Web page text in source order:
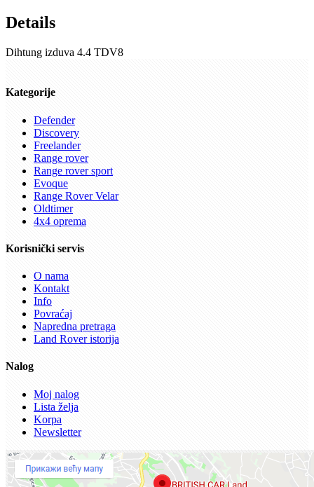
Details
Dihtung izduva 4.4 TDV8
Kategorije
Defender
Discovery
Freelander
Range rover
Range rover sport
Evoque
Range Rover Velar
Oldtimer
4x4 oprema
Korisnički servis
O nama
Kontakt
Info
Povraćaj
Napredna pretraga
Land Rover istorija
Nalog
Moj nalog
Lista želja
Korpa
Newsletter